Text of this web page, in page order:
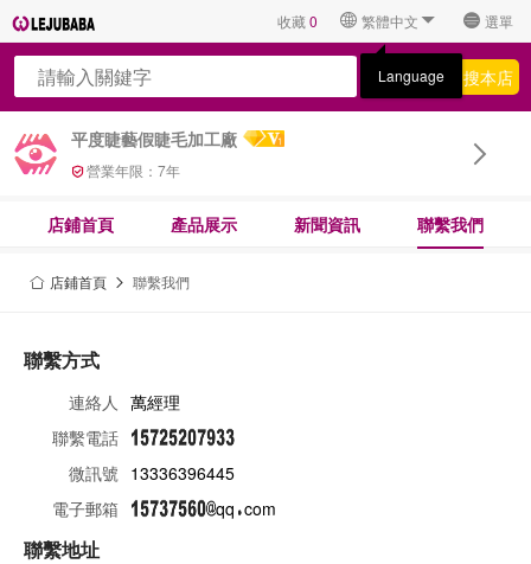
收藏0 繁體中文 選單
平度睫藝假睫毛加工廠
營業年限： 7年
搜全網 搜本店
店鋪首頁 產品展示 新聞資訊 聯繫我們
店鋪首頁 聯繫我們
聯繫方式
連絡人 萬經理
聯繫電話
微訊號 13336396445
電子郵箱
qq com
聯繫地址
Language